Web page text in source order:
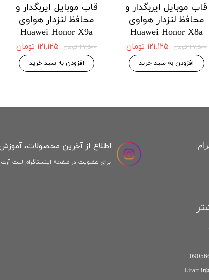
قاب موبایل ایربگدار و
محافظ لنزدار هواوی
Huawei Honor X9a
۱۲۷,۵۰۰ تومان ۱۲۱,۱۲۵ تومان
افزودن به سبد خرید
قاب موبایل ایربگدار و
محافظ لنزدار هواوی
Huawei Honor X8a
۱۲۷,۵۰۰ تومان ۱۲۱,۱۲۵ تومان
افزودن به سبد خرید
اطلاع از آخرین محصولات،
برای عضویت در صفحه اینستاگرام لیت